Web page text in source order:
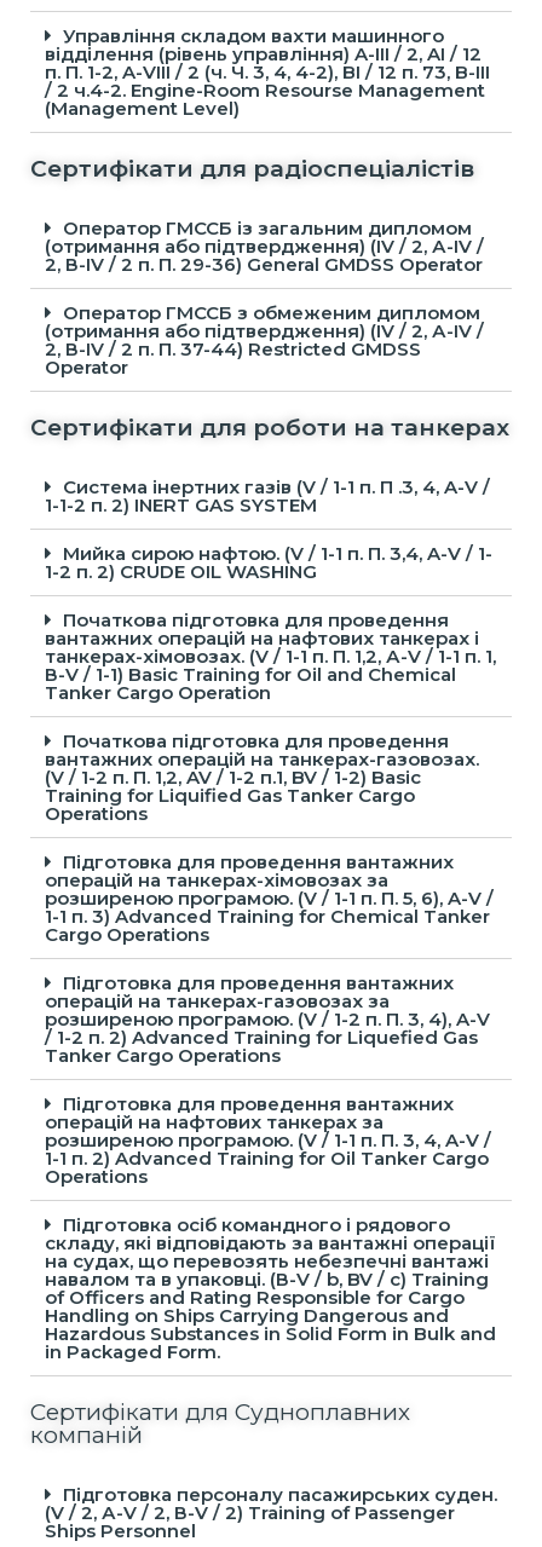
Управління складом вахти машинного
відділення (рівень управління) A-III / 2, AI / 12
п. П. 1-2, A-VIII / 2 (ч. Ч. 3, 4, 4-2), BI / 12 п. 73, B-ІІІ
/ 2 ч.4-2. Engine-Room Resourse Management
(Management Level)
Сертифікати для радіоспеціалістів
Оператор ГМССБ із загальним дипломом
(отримання або підтвердження) (ІV / 2, А-ІV /
2, В-ІV / 2 п. П. 29-36) General GMDSS Operator
Оператор ГМССБ з обмеженим дипломом
(отримання або підтвердження) (ІV / 2, А-ІV /
2, В-ІV / 2 п. П. 37-44) Restricted GMDSS
Operator
Сертифікати для роботи на танкерах
Система інертних газів (V / 1-1 п. П .3, 4, A-V /
1-1-2 п. 2) INERT GAS SYSTEM
Мийка сирою нафтою. (V / 1-1 п. П. 3,4, A-V / 1-
1-2 п. 2) CRUDE OIL WASHING
Початкова підготовка для проведення
вантажних операцій на нафтових танкерах і
танкерах-хімовозах. (V / 1-1 п. П. 1,2, А-V / 1-1 п. 1,
В-V / 1-1) Basic Training for Oil and Chemical
Tanker Cargo Operation
Початкова підготовка для проведення
вантажних операцій на танкерах-газовозах.
(V / 1-2 п. П. 1,2, AV / 1-2 п.1, BV / 1-2) Basic
Training for Liquified Gas Tanker Cargo
Operations
Підготовка для проведення вантажних
операцій на танкерах-хімовозах за
розширеною програмою. (V / 1-1 п. П. 5, 6), A-V /
1-1 п. 3) Advanced Training for Chemical Tanker
Cargo Operations
Підготовка для проведення вантажних
операцій на танкерах-газовозах за
розширеною програмою. (V / 1-2 п. П. 3, 4), A-V
/ 1-2 п. 2) Advanced Training for Liquefied Gas
Tanker Cargo Operations
Підготовка для проведення вантажних
операцій на нафтових танкерах за
розширеною програмою. (V / 1-1 п. П. 3, 4, A-V /
1-1 п. 2) Advanced Training for Oil Tanker Cargo
Operations
Підготовка осіб командного і рядового
складу, які відповідають за вантажні операції
на судах, що перевозять небезпечні вантажі
навалом та в упаковці. (В-V / b, BV / c) Training
of Officers and Rating Responsible for Cargo
Handling on Ships Carrying Dangerous and
Hazardous Substances in Solid Form in Bulk and
in Packaged Form.
Сертифікати для Судноплавних
компаній
Підготовка персоналу пасажирських суден.
(V / 2, А-V / 2, В-V / 2) Training of Passenger
Ships Personnel